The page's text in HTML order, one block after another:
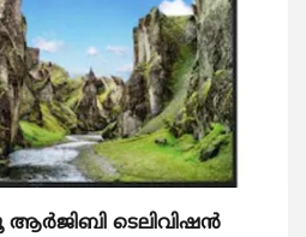
ആർജിബി ടെലിവിഷൻ